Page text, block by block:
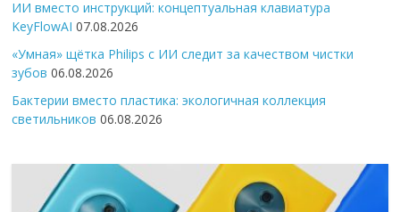
ИИ вместо инструкций: концептуальная клавиатура
KeyFlowAI 07.08.2026
«Умная» щётка Philips с ИИ следит за качеством чистки
зубов 06.08.2026
Бактерии вместо пластика: экологичная коллекция
светильников 06.08.2026